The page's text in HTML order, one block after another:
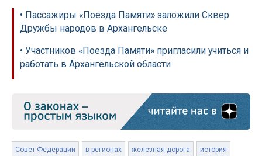
• Пассажиры «Поезда Памяти» заложили Сквер
Дружбы народов в Архангельске
• Участников «Поезда Памяти» пригласили учиться и
работать в Архангельской области
Совет Федерации в регионах железная дорога история